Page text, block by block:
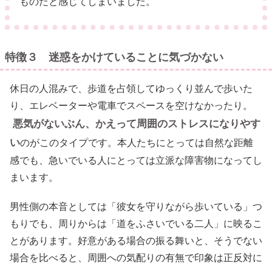
特徴３ 迷惑をかけていることに気づかない
休日の人混みで、歩道を占領してゆっくり並んで歩いた
り、エレベーターや電車でスペースを空けなかったり。
悪気がないぶん、かえって周囲のストレスになりやす
いのがこのタイプです。本人たちにとっては自然な距離
感でも、急いでいる人にとっては立派な障害物になってし
まいます。
男性側の本音としては「彼女を守りながら歩いている」つ
もりでも、周りからは「道をふさいでいる二人」に映るこ
とがあります。好意がある場合の振る舞いと、そうでない
場合を比べると、周囲への気配りの有無で印象は正反対に